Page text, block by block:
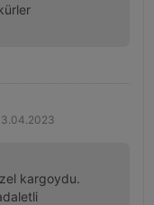
kargoydu.